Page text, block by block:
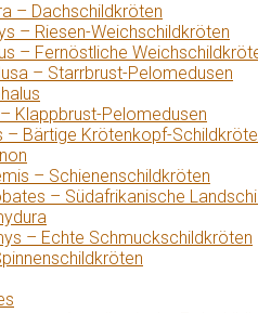
– Dachschildkröten
– Riesen-Weichschildkröten
– Fernöstliche
– Starrbrust-Pelomedusen
Klappbrust-Pelomedusen
– Bärtige Krötenkopf-
– Schienenschildkröten
– Südafrikanische
– Echte Schmuckschildkröten